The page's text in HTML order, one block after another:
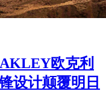
欧克利
设计颠覆明日